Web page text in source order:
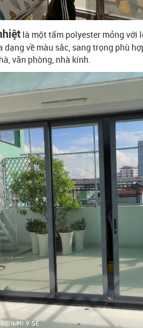
là một tấm polyester mỏng với
dạng về màu sắc, sang trọng phù
văn phòng, nhà kính.